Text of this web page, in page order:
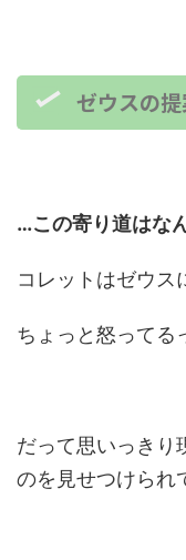
ゼウスの
…この寄り道はな
コレットはゼウス
ちょっと怒ってる
だって思いっきり
のを見せつけられ